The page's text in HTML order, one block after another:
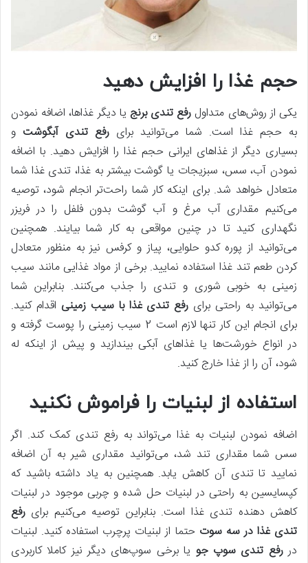
حجم غذا را افزایش دهید
یکی از روش‌های متداول رفع تندی برنج یا دیگر غذاها، اضافه نمودن
به حجم غذا است. شما می‌توانید برای رفع تندی آبگوشت و
بسیاری دیگر از غذاهای ایرانی حجم غذا را افزایش دهید. با اضافه
نمودن آب، سس، سبزیجات یا گوشت بیشتر به غذا، تندی غذا شما
متعادل خواهد شد. برای اینکه کار شما راحت‌تر انجام شود، توصیه
می‌کنیم مقداری آب مرغ و آب گوشت بدون فلفل را در فریزر
نگهداری کنید تا در چنین مواقعی به کار شما بیایند. همچنین
می‌توانید از پوره کدو حلوایی، پیاز و کرفس نیز به منظور متعادل
کردن طعم تند غذا استفاده نمایید. برخی از مواد غذایی مانند سیب
زمینی به خوبی شوری و تندی را جذب می‌کنند. بنابراین شما
می‌توانید به راحتی برای رفع تندی غذا با سیب زمینی اقدام کنید.
برای انجام این کار تنها لازم است 2 سیب زمینی را پوست گرفته و
در انواع خورشت‌ها یا غذاهای آبکی بیندازید و پیش از اینکه له
شود، آن را از غذا خارج کنید.
استفاده از لبنیات را فراموش نکنید
اضافه نمودن لبنیات به غذا می‌تواند به رفع تندی کمک کند. اگر
سس شما مقداری تند شد، می‌توانید مقداری شیر به آن اضافه
نمایید تا تندی آن کاهش یابد. همچنین به یاد داشته باشید که
کپسایسین به راحتی در لبنیات حل شده و چربی موجود در لبنیات
کاهش دهنده تندی غذا است. بنابراین توصیه می‌کنیم برای رفع
تندی غذا در سه سوت حتما از لبنیات پرچرب استفاده کنید. لبنیات
دررفع تندی سوپ جو یا برخی سوپ‌های دیگر نیز کاملا کاربردی